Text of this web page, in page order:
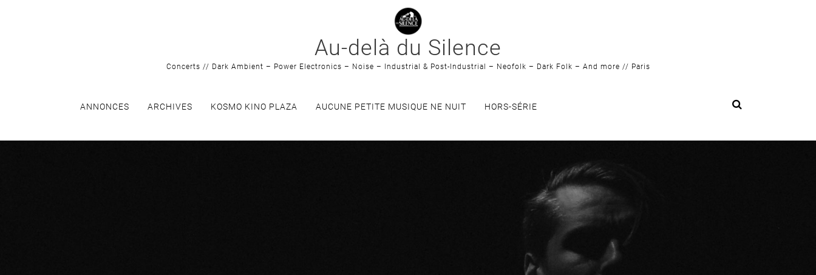
Au-delà du Silence
Concerts // Dark Ambient – Power Electronics – Noise – Industrial & Post-Industrial – Neofolk – Dark Folk – And more // Paris
ANNONCES ARCHIVES KOSMO KINO PLAZA AUCUNE PETITE MUSIQUE NE NUIT HORS-SÉRIE